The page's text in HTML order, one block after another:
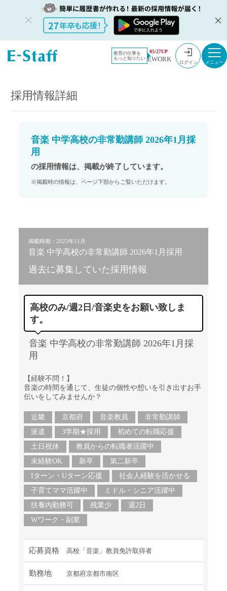
教育の仕事を
もっと知りたい
05/27UP
EWORK ログイン
教員採用情
報のイー・
採用情報
音楽 中学高校の非常勤講師 2026年1月採用
採用情報詳細
音楽 中学高校の非常勤講師 2026年1月採
用
の採用情報は、掲載が終了しています。
※掲載時の情報は、ページ下部からご覧いただけます。
掲載時期：2025年11月
音楽 中学高校の非常勤講師 2026年1月採用
過去に募集していた採用情報
高校のみ/週2日/音楽史をお願い致しま
す。
音楽 中学高校の非常勤講師 2026年1月採
用
【経験不問！】
音楽の時間を通じて、生徒の個性や想いを引き出すお手
伝いをしてみませんか？
近畿 京都府 音楽教員
非常勤講師
派遣
3学期★採用
初めての転職応援
土日祝休
教員からの転職者活躍中
未経験OK
新卒
第二新卒
Iターン・Uターン応援
社会人経験を活かせる
子育てママ活躍中
ミドル・シニア活躍中
扶養内勤務可
残業少
週2日
Wワーク・副業
応募資格 高校「音楽」教員免許取得者
勤務地 京都府京都市南区